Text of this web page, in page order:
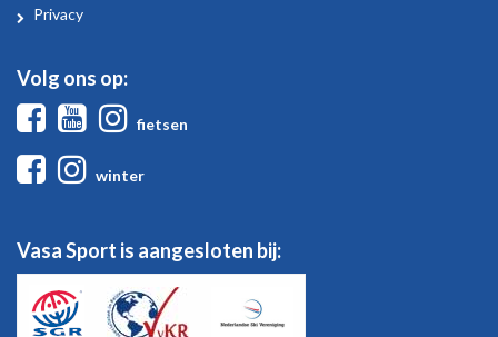
Privacy
Volg ons op:
FacebookYoutube
fietsen
Facebook
winter
Vasa Sport is aangesloten bij: